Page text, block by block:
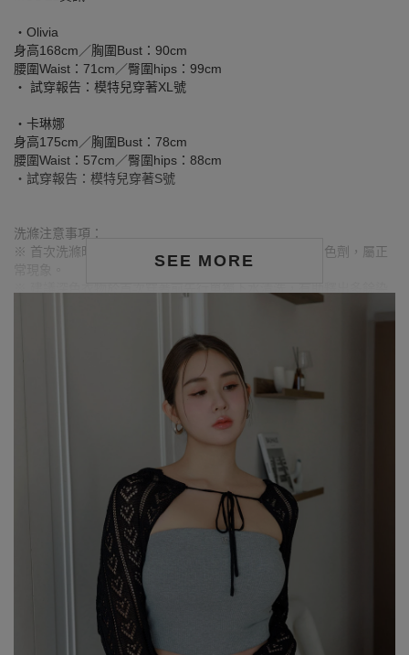
SEE MORE
‧Olivia
身高168cm／胸圍Bust：90cm
腰圍Waist：71cm／臀圍hips：99cm
‧ 試穿報告：模特兒穿著XL號
‧卡琳娜
身高175cm／胸圍Bust：78cm
腰圍Waist：57cm／臀圍hips：88cm
‧試穿報告：模特兒穿著S號
洗滌注意事項：
※ 首次洗滌時，深色／飽和色系布料較易釋出多餘的固色劑，屬正
※ 穿搭時亦建議避免與淺色配件、包款、飾品一同使用，以降低因
摩擦或潮濕造成染色的可能性。
※ 顏色請參考單品圖片較為接近，但因圖檔顏色會因個人電腦螢幕
設定差異略有不同，請以實際商品顏色為準。